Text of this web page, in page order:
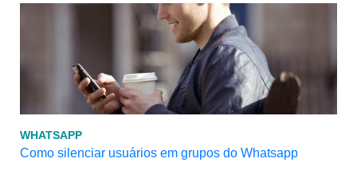
WHATSAPP
Como silenciar usuários em grupos do Whatsapp